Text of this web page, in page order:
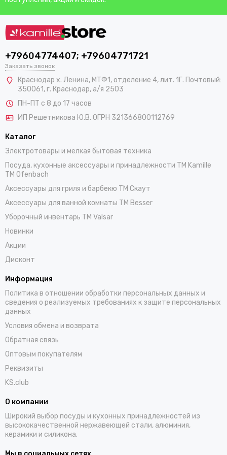
+79604774407; +79604771721
Заказать звонок
Краснодар х. Ленина, МТФ1, отделение 4, лит. 1Г. Почтовый:
350061, г. Краснодар, а/я 2503
ПН-ПТ с 8 до 17 часов
ИП Решетникова Ю.В. ОГРН 321366800112769
Каталог
Электротовары и мелкая бытовая техника
Посуда, кухонные аксессуары и принадлежности TM Kamille
TM Ofenbach
Аксессуары для гриля и барбекю TM Скаут
Аксессуары для ванной комнаты TM Besser
Уборочный инвентарь TM Valsar
Новинки
Акции
Дисконт
Информация
Политика в отношении обработки персональных данных и
сведения о реализуемых требованиях к защите персональных
данных
Условия обмена и возврата
Обратная связь
Оптовым покупателям
Реквизиты
KS.club
О компании
Широкий выбор посуды и кухонных принадлежностей из
высококачественной нержавеющей стали, алюминия,
керамики и силикона.